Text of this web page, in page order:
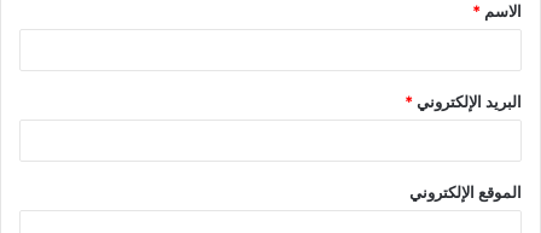
الاسم *
البريد الإلكتروني*
الموقع الإلكتروني